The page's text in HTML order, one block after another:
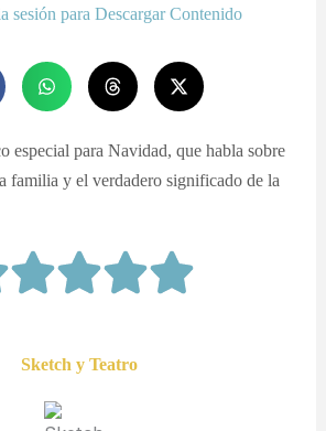
sesión para Descargar Contenido
especial para Navidad, que habla sobre
familia y el verdadero significado de la
Sketch y Teatro